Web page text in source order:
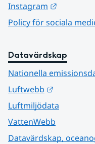
Instagram
Policy för sociala
Datavärdskap
Nationella
Luftwebb
Luftmiljödata
VattenWebb
Datavärdskap,